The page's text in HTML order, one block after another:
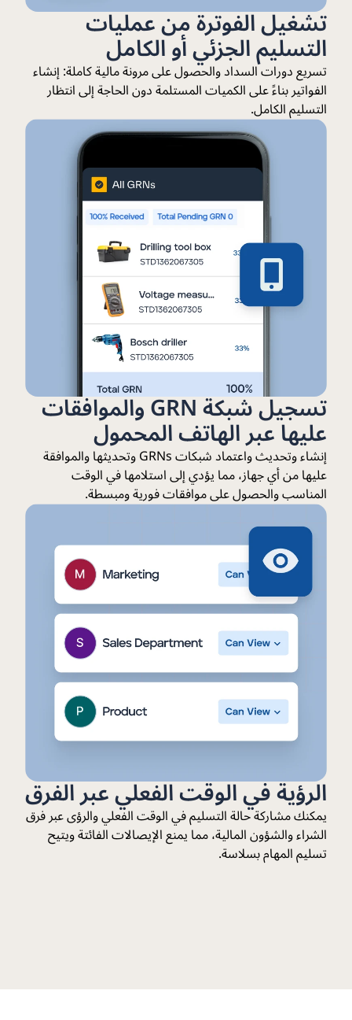
تشغيل الفوترة من عمليات
التسليم الجزئي أو الكامل
تسريع دورات السداد والحصول على مرونة مالية كاملة: إنشاء
الفواتير بناءً على الكميات المستلمة دون الحاجة إلى انتظار
التسليم الكامل.
تسجيل شبكة GRN والموافقات
عليها عبر الهاتف المحمولإنشاء وتحديث واعتماد شبكات GRNs وتحديثها والموافقة
عليها من أي جهاز، مما يؤدي إلى استلامها في الوقت
المناسب والحصول على موافقات فورية ومبسطة.
الرؤية في الوقت الفعلي عبر الفرق
يمكنك مشاركة حالة التسليم في الوقت الفعلي والرؤى عبر فرق
الشراء والشؤون المالية، مما يمنع الإيصالات الفائتة ويتيح
تسليم المهام بسلاسة.